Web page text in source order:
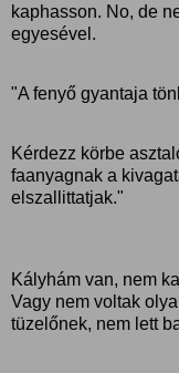
kaphasson. No, de
egyesével.
"A fenyő gyantaja
Kérdezz körbe
faanyagnak a
elszallittatjak."
Kályhám van, nem
Vagy nem voltak
tüzelőnek, nem lett